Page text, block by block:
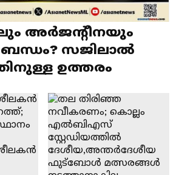
അർജൻ്റീനയും
ബന്ധം? സജിലാൽ
ഉത്തരം